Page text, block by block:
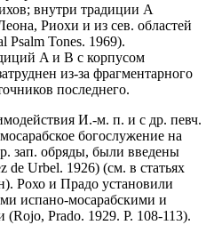
внутри традиции А
Риохи и из сев. областей
Psalm Tones. 1969).
A и B с корпусом
из-за фрагментарного
последнего.
И.-м. п. и с др. певч.
богослужение на
зап. обряды, были введены
de Urbel. 1926) (см. в статьях
Рохо и Прадо установили
испано-мосарабскими и
Prado. 1929. Р. 108-113).